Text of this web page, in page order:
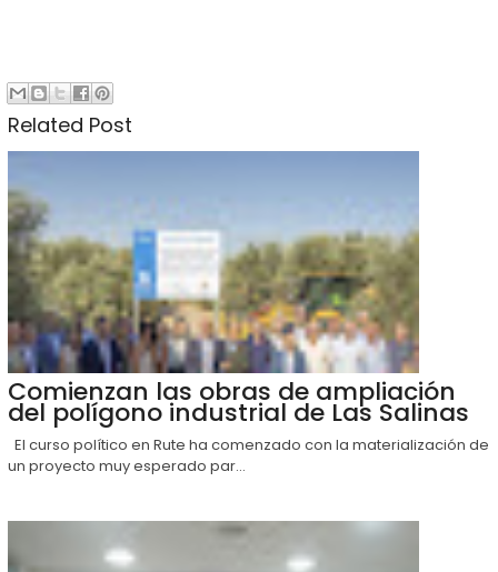
Related Post
Comienzan las obras de ampliación
del polígono industrial de Las Salinas
El curso político en Rute ha comenzado con la materialización de
un proyecto muy esperado par...